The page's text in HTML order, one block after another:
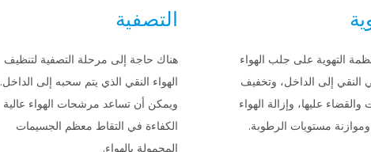
التهوية على جلب الهواء
النقي إلى الداخل، وتخفيف
والقضاء عليها، وإزالة الهواء
مستويات الرطوبة.
التصفية
هناك حاجة إلى مرحلة التصفية لتنظيف
الهواء النقي الذي يتم سحبه إلى الداخل.
ويمكن أن تساعد مرشحات الهواء عالية
الكفاءة في التقاط معظم الجسيمات
المحمولة بالهواء.